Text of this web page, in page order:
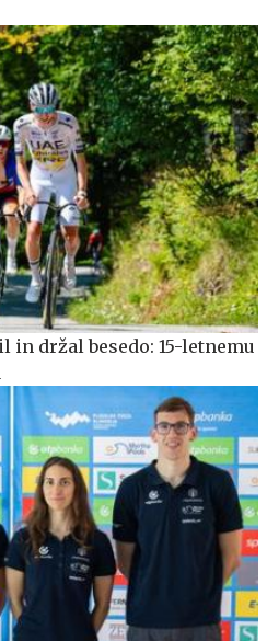
in držal besedo: 15-letnemu